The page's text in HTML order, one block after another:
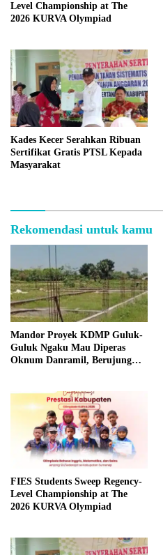
Level Championship at The
2026 KURVA Olympiad
Kades Kecer Serahkan Ribuan
Sertifikat Gratis PTSL Kepada
Masyarakat
Rekomendasi untuk kamu
Mandor Proyek KDMP Guluk-
Guluk Ngaku Mau Diperas
Oknum Danramil, Berujung
FIES Students Sweep Regency-
Level Championship at The
2026 KURVA Olympiad